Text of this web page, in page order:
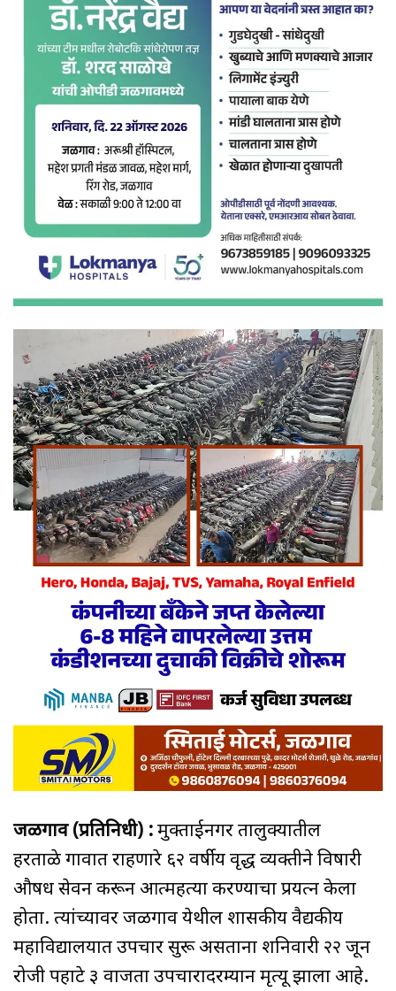
जळगाव (प्रतिनिधी) :मुक्ताईनगर तालुक्यातील
हरताळे गावात राहणारे ६२ वर्षीय वृद्ध व्यक्तीने विषारी
औषध सेवन करून आत्महत्या करण्याचा प्रयत्न केला
होता. त्यांच्यावर जळगाव येथील शासकीय वैद्यकीय
महाविद्यालयात उपचार सुरू असताना शनिवारी २२ जून
रोजी पहाटे ३ वाजता उपचारादरम्यान मृत्यू झाला आहे.